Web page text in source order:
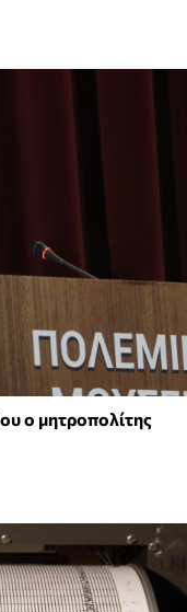
ο μητροπολίτης